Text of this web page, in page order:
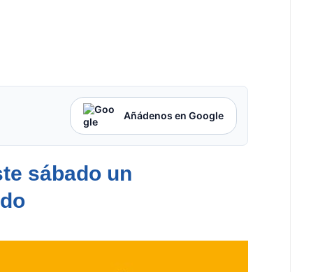
Añádenos en Google
sábado un